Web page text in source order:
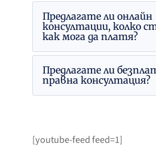
Предлагате ли онлайн
консултации, колко
как мога да платя?
Предлагате ли
правна консултация?
[youtube-feed feed=1]